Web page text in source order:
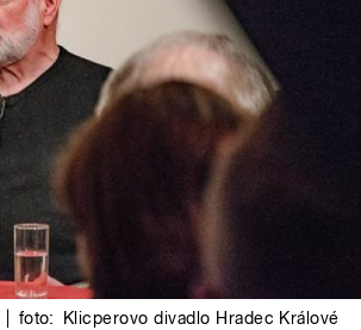
foto: Klicperovo divadlo Hradec Králové